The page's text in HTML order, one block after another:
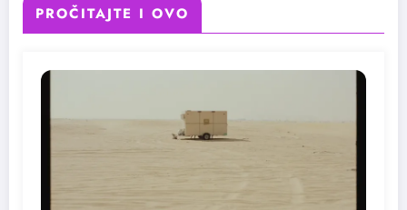
PROČITAJTE I OVO